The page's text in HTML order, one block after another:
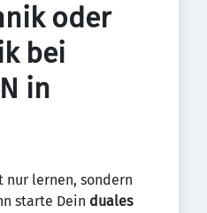
oder
bei
in
nur lernen, sondern
starte Dein duales